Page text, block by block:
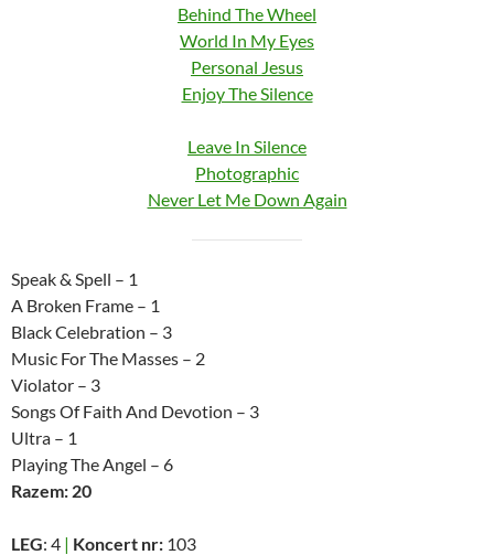
Behind The Wheel
World In My Eyes
Personal Jesus
Enjoy The Silence
Leave In Silence
Photographic
Never Let Me Down Again
Speak & Spell – 1
A Broken Frame – 1
Black Celebration – 3
Music For The Masses – 2
Violator – 3
Songs Of Faith And Devotion – 3
Ultra – 1
Playing The Angel – 6
Razem: 20
LEG: 4 | Koncert nr: 103